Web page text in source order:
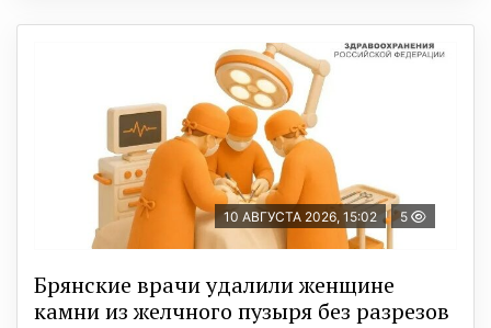
10 АВГУСТА 2026, 15:02 5
Брянские врачи удалили женщине
камни из желчного пузыря без разрезов